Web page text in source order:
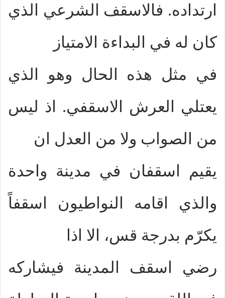
ارتداده. فالاسقف الشرعي الذي
كان له في البداءة الامتياز
في مثل هذه الحال وهو الذي
يعتلي العرش الاسقفي. اذ ليس
من الصواب ولا من العدل ان
يقيم اسقفان في مدينة واحدة
والذي اقامه النواطيون اسقفاً
يكرّم بدرجة قس، الا اذا
رضي اسقف المدينة فيشاركه